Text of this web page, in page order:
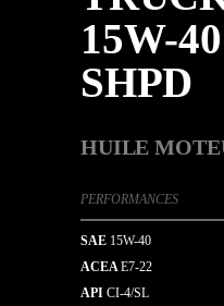
15W-
SHPD
HUILE
PERFORMANCES
SAE 15W-40
ACEAE7-22
API CI-4/SL